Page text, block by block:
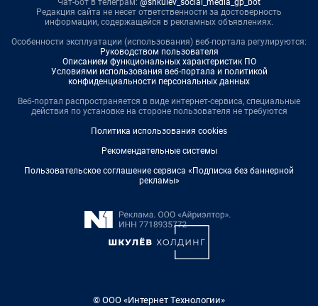
Чат-бот в телеграм: @shkulev_social_media_gp_bot
Редакция сайта не несет ответственности за достоверность
информации, содержащейся в рекламных объявлениях.
Особенности эксплуатации (использования) веб-портала регулируются:
Руководством пользователя
Описанием функциональных характеристик ПО
Условиями использования веб-портала и политикой
конфиденциальности персональных данных
Веб-портал распространяется в виде интернет-сервиса, специальные
действия по установке на стороне пользователя не требуются
Политика использования cookies
Рекомендательные системы
Пользовательское соглашение сервиса «Подписка без баннерной
рекламы»
© ООО «Интернет Технологии»